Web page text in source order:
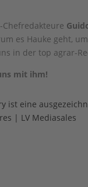
es Hauke geht,
in der top agrar-
mit ihm!
ist eine
| LV Mediasales